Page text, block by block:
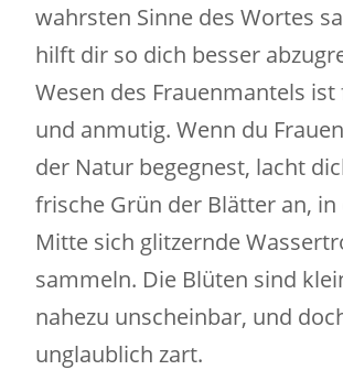
wahrsten Sinne des Wortes
hilft dir so dich besser
Wesen des Frauenmantels
und anmutig. Wenn du
der Natur begegnest, lacht
frische Grün der Blätter an, in
Mitte sich glitzernde
sammeln. Die Blüten sind
nahezu unscheinbar, und
unglaublich zart.